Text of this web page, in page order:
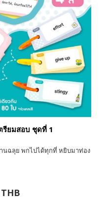
รียมสอบ ชุดที่ 1
นฉลุย พกไปได้ทุกที่ หยิบมาท่อง